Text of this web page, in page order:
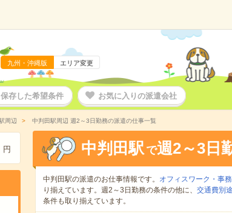
九州・沖縄版 エリア変更
保存した希望条件 お気に入りの派遣会社
周辺 中判田駅周辺 週2～3日勤務の派遣の仕事一覧
円 中判田駅 で週2～3日
中判田駅の派遣のお仕事情報です。 オフィスワーク・事
り揃えています。週2～3日勤務の条件の他に、 交通費別
条件も取り揃えています。